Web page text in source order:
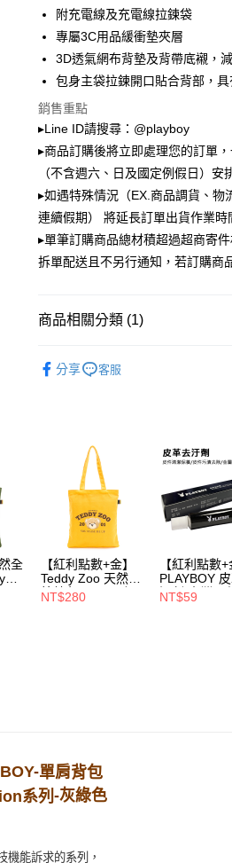
街口支付
Google Pay
大哥付你分期
【大哥付你分期使用說明】
1.本服務由台灣大哥大提供，台灣大哥
2.付款方式選擇「大哥付你分期」，訂
流程，驗證手機門號後，選擇欲分期的
完成交易。
3.實際核准額度、可分期數及費用金額
消。如遇「轉專審核」未通過狀況，表
無法說明評估內容。
【繳款方式說明】
1.分期款項不併入電信帳單，「大哥付
帳／街口支付／iPASS MONEY」等通路
1.本服務係由「台灣大哥大股份有限公
2.基於同意付款使用「大哥付你分期
用，由本公司與您本人進行分期帳單所
3.完整用戶服務條款，請詳閱以下連結
ATM付款
運送方式
全家取貨付款
每筆NT$100，滿NT$900(含以上)
付款後全家取貨
萊爾富取貨付款
7-11取貨付款
每筆NT$100，滿NT$900(含以上)
付款後7-11取貨
每筆NT$100，滿NT$700(含以上)
宅配
每筆NT$100，滿NT$700(含以上)
附充電線及充電線拉鍊袋
專屬3C用品緩衝墊夾層
3D透氣網布背墊及背帶底襯，
包身主袋拉鍊開口貼合背部，
銷售重點
▸Line ID請搜尋：@playboy
▸商品訂購後將立即處理您的訂單
（不含週六、日及國定例假日）安
▸如遇特殊情況（EX.商品調貨、物
連續假期） 將延長訂單出貨作業時
▸單筆訂購商品總材積超過超商寄
拆單配送且不另行通知，若訂購商
商品相關分類 (1)
分享
客服
全
帆
【紅利點數+金】
Teddy Zoo 天然全
棉純色Friendly帆
布袋-黃色
NT$280
【紅利點數+
PLAYBOY
污劑(台灣哥
(Y4003)
NT$59
單肩背包
系列 -灰綠色
機能訴求的系列，